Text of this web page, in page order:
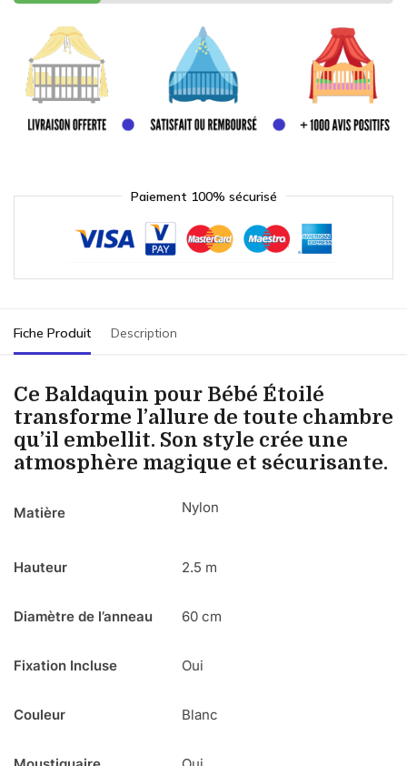
Paiement 100% sécurisé
Fiche Produit Description
Ce Baldaquin pour Bébé Étoilé
transforme l’allure de toute chambre
qu’il embellit. Son style crée une
atmosphère magique et sécurisante.
Matière Nylon
Hauteur 2.5 m
Diamètre de l’anneau 60 cm
Fixation Incluse Oui
Couleur Blanc